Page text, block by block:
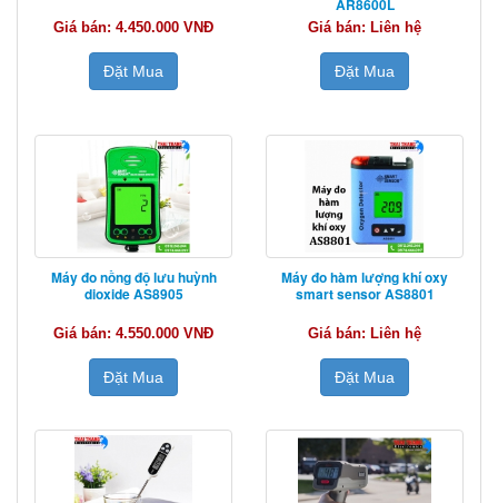
Giá bán: 4.450.000 VNĐ
Đặt Mua
AR8600L
Giá bán: Liên hệ
Đặt Mua
Máy đo nồng độ lưu huỳnh
dioxide AS8905
Giá bán: 4.550.000 VNĐ
Đặt Mua
Máy đo hàm lượng khí oxy
smart sensor AS8801
Giá bán: Liên hệ
Đặt Mua